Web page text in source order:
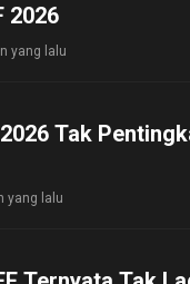
2026
yang lalu
Tak
yang lalu